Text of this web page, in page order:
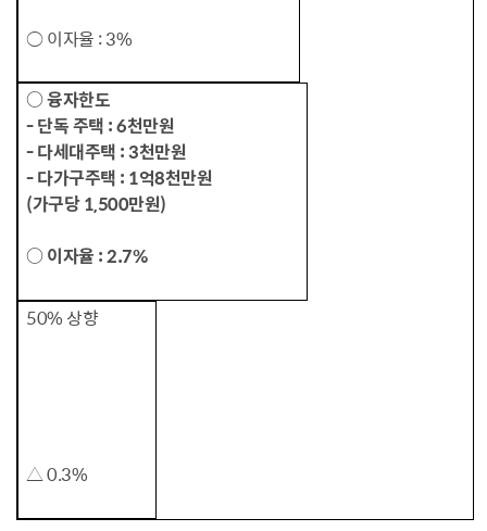
○ 이자율 : 3%
○ 융자한도
- 단독 주택 : 6천만원
- 다세대주택 : 3천만원
- 다가구주택 : 1억8천만원
(가구당 1,500만원)
○ 이자율 : 2.7%
50% 상향
△ 0.3%